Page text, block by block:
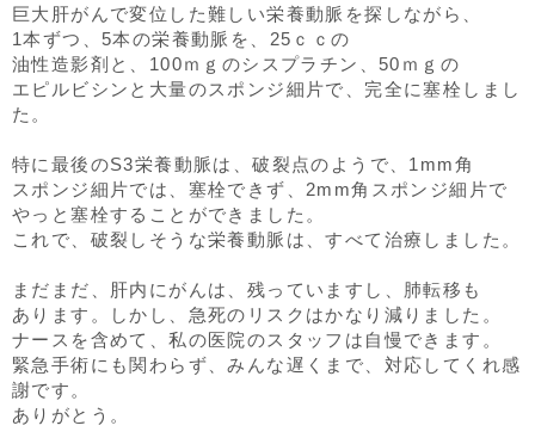
巨大肝がんで変位した難しい栄養動脈を探しながら、
1本ずつ、5本の栄養動脈を、25ｃｃの
油性造影剤と、100ｍｇのシスプラチン、50ｍｇの
エピルビシンと大量のスポンジ細片で、完全に塞栓しまし
た。
特に最後のS3栄養動脈は、破裂点のようで、1mm角
スポンジ細片では、塞栓できず、2mm角スポンジ細片で
やっと塞栓することができました。
これで、破裂しそうな栄養動脈は、すべて治療しました。
まだまだ、肝内にがんは、残っていますし、肺転移も
あります。しかし、急死のリスクはかなり減りました。
ナースを含めて、私の医院のスタッフは自慢できます。
緊急手術にも関わらず、みんな遅くまで、対応してくれ感
謝です。
ありがとう。